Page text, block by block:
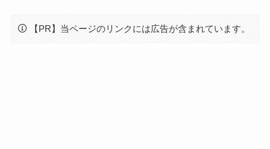
【PR】当ページのリンクには広告が含まれています。